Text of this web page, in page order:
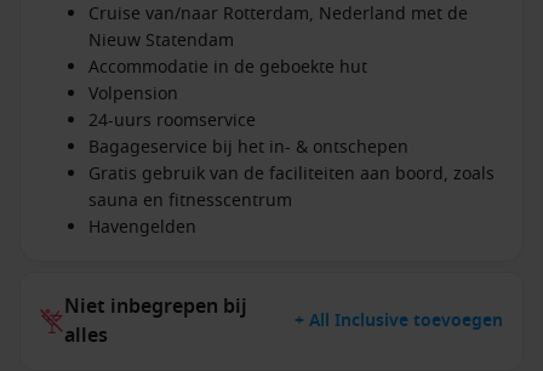
Cruise van/naar Rotterdam, Nederland met de
Nieuw Statendam
Accommodatie in de geboekte hut
Volpension
24-uurs roomservice
Bagageservice bij het in- & ontschepen
Gratis gebruik van de faciliteiten aan boord, zoals
sauna en fitnesscentrum
Havengelden
Niet inbegrepen bij
alles
+ All Inclusive toevoegen